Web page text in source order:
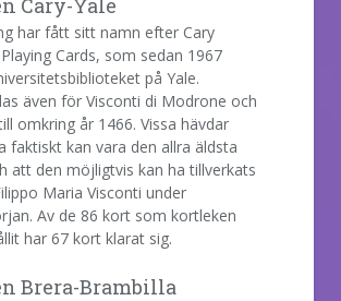
har fått sitt namn efter Cary
Cards, som sedan 1967
på Yale.
även för Visconti di Modrone och
omkring år 1466. Vissa hävdar
faktiskt kan vara den allra äldsta
att den möjligtvis kan ha tillverkats
Maria Visconti under
Av de 86 kort som kortleken
har 67 kort klarat sig.
Brera-Brambilla